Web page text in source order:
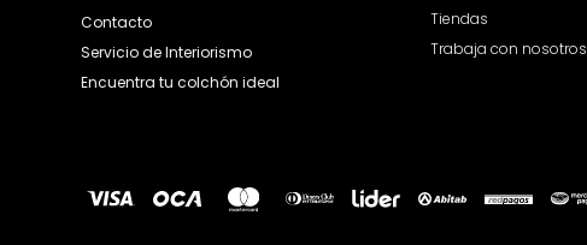
Contacto
Servicio de Interiorismo
Encuentra tu colchón ideal
Tiendas
Trabaja con nosotros